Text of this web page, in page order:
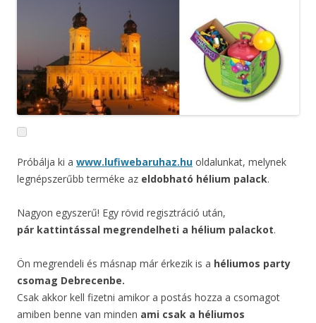
Próbálja ki a www.lufiwebaruhaz.hu oldalunkat, melynek
legnépszerűbb terméke az eldobható hélium palack.
Nagyon egyszerű! Egy rövid regisztráció után,
pár kattintással megrendelheti a hélium palackot.
Ön megrendeli és másnap már érkezik is a héliumos party
csomag Debrecenbe.
Csak akkor kell fizetni amikor a postás hozza a csomagot
amiben benne van minden ami csak a héliumos